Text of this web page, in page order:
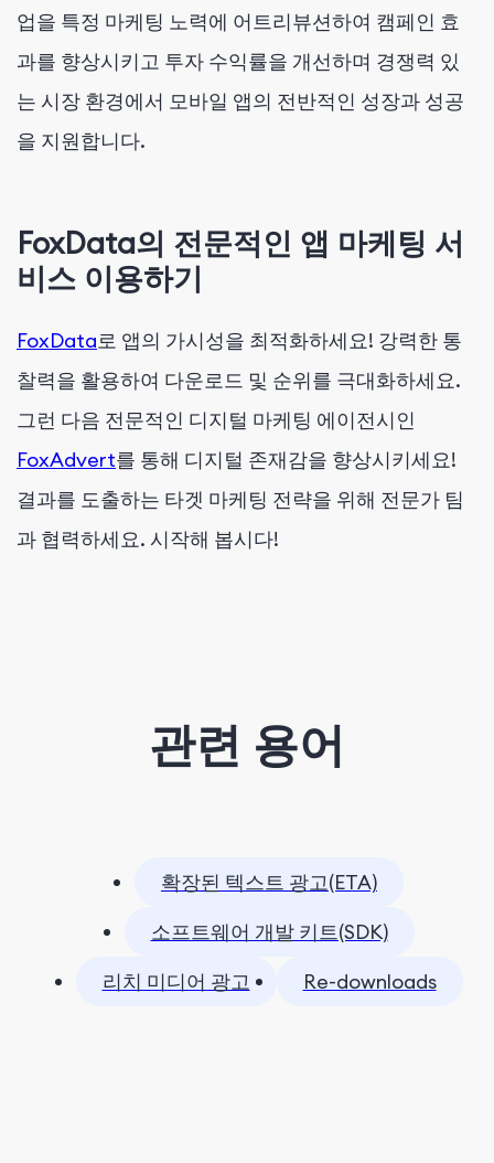
업을 특정 마케팅 노력에 어트리뷰션하여 캠페인 효
과를 향상시키고 투자 수익률을 개선하며 경쟁력 있
는 시장 환경에서 모바일 앱의 전반적인 성장과 성공
을 지원합니다.
FoxData의 전문적인 앱 마케팅 서
비스 이용하기
FoxData로 앱의 가시성을 최적화하세요! 강력한 통
찰력을 활용하여 다운로드 및 순위를 극대화하세요.
그런 다음 전문적인 디지털 마케팅 에이전시인
FoxAdvert를 통해 디지털 존재감을 향상시키세요!
결과를 도출하는 타겟 마케팅 전략을 위해 전문가 팀
과 협력하세요. 시작해 봅시다!
관련 용어
확장된 텍스트 광고(ETA)
소프트웨어 개발 키트(SDK)
리치 미디어 광고
Re-downloads